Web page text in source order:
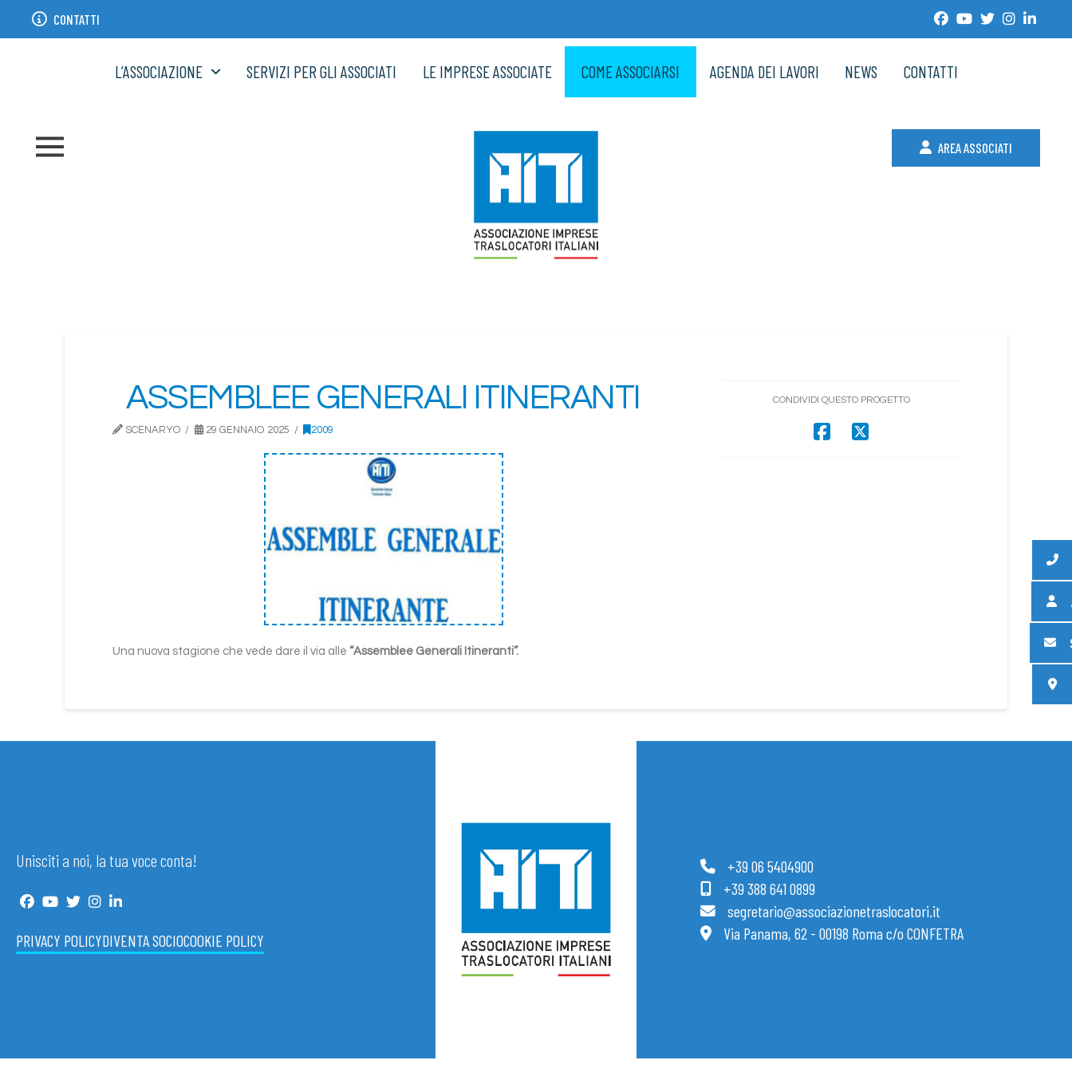
CONTATTI
L’ASSOCIAZIONE SERVIZI PER GLI ASSOCIATI LE IMPRESE ASSOCIATE COME ASSOCIARSI AGENDA DEI LAVORI NEWS CONTATTI
AREA ASSOCIATI
ASSEMBLEE GENERALI ITINERANTI
SCENARYO 29 GENNAIO 2025 2009
Una nuova stagione che vede dare il via alle “Assemblee Generali Itineranti”.
CONDIVIDI QUESTO PROGETTO
Unisciti a noi, la tua voce conta!
PRIVACY POLICYDIVENTA SOCIOCOOKIE POLICY
+39 06 5404900
+39 388 641 0899
segretario@associazionetraslocatori.it
Via Panama, 62 - 00198 Roma c/o CONFETRA